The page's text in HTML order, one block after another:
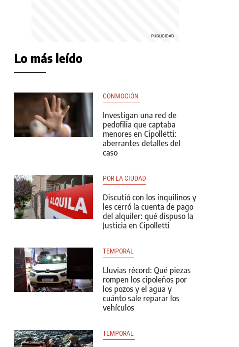
Lo más leído
CONMOCIÓN
Investigan una red de
pedofilia que captaba
menores en Cipolletti:
aberrantes detalles del
caso
POR LA CIUDAD
Discutió con los inquilinos y
les cerró la cuenta de pago
del alquiler: qué dispuso la
Justicia en Cipolletti
TEMPORAL
Lluvias récord: Qué piezas
rompen los cipoleños por
los pozos y el agua y
cuánto sale reparar los
vehículos
TEMPORAL